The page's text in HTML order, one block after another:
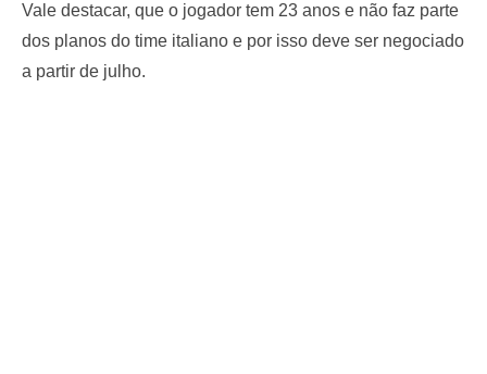
Vale destacar, que o jogador tem 23 anos e não faz parte
dos planos do time italiano e por isso deve ser negociado
a partir de julho.